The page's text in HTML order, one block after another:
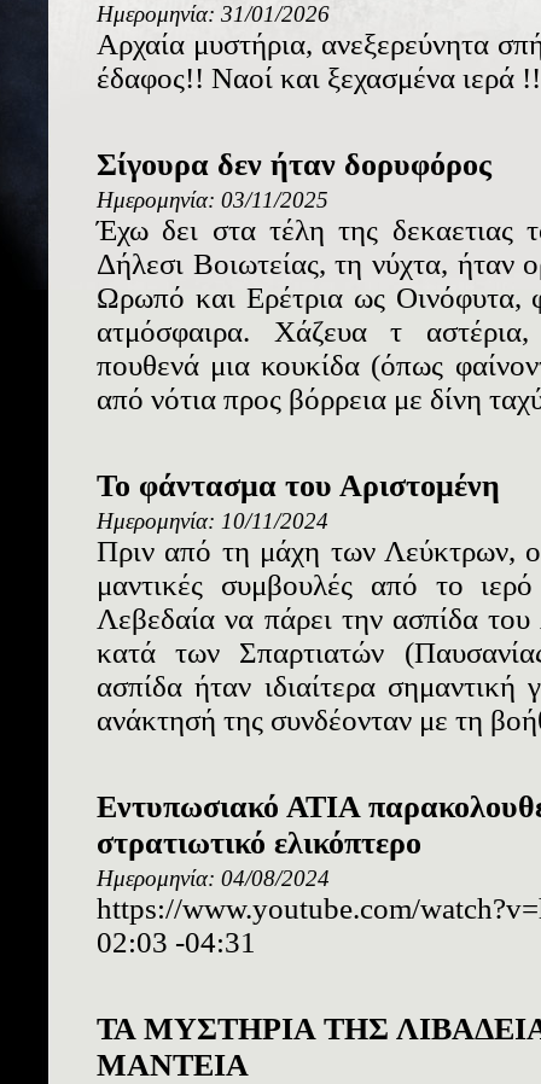
Ημερομηνία: 31/01/2026
Αρχαία μυστήρια, ανεξερεύνητα
έδαφος!! Ναοί και ξεχασμένα ιερά !!
Σίγουρα δεν ήταν δορυφόρος
Ημερομηνία: 03/11/2025
Έχω δει στα τέλη της
Δήλεσι Βοιωτείας, τη νύχτα, ήταν
Ωρωπό και Ερέτρια ως Οινόφυτα,
ατμόσφαιρα. Χάζευα τ
πουθενά μια κουκίδα (όπως
από νότια προς βόρρεια με δίνη
Το φάντασμα του Αριστομένη
Ημερομηνία: 10/11/2024
Πριν από τη μάχη των Λεύκτρων,
μαντικές συμβουλές από το
Λεβεδαία να πάρει την ασπίδα
κατά των Σπαρτιατών
ασπίδα ήταν ιδιαίτερα σημαντική
ανάκτησή της συνδέονταν με τη
Εντυπωσιακό ΑΤΙΑ
στρατιωτικό ελικόπτερο
Ημερομηνία: 04/08/2024
https://www.youtube.com/
02:03 -04:31
ΤΑ ΜΥΣΤΗΡΙΑ ΤΗΣ
ΜΑΝΤΕΙΑ